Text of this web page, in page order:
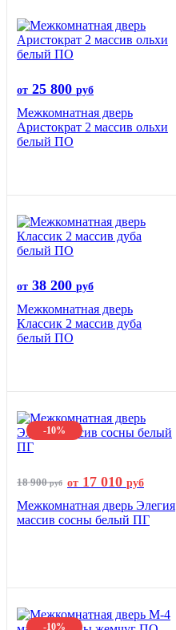
от 25 800 руб
Межкомнатная дверь
Аристократ 2 массив ольхи
белый ПО
от 38 200 руб
Межкомнатная дверь
Классик 2 массив дуба
белый ПО
-10%
18 900руб от 17 010 руб
Межкомнатная дверь Элегия
массив сосны белый ПГ
-10%